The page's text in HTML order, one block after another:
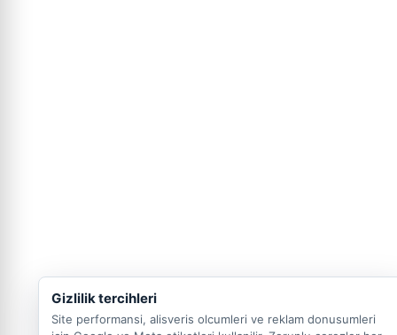
Gizlilik tercihleri
Site performansi, alisveris olcumleri ve reklam donusumleri